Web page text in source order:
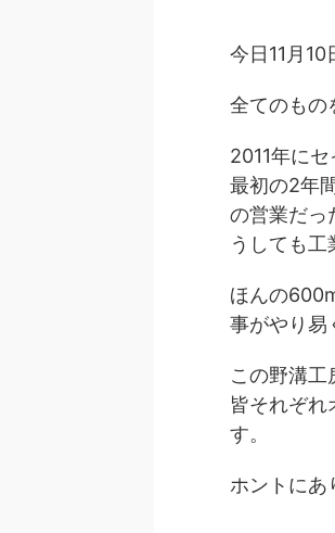
今日11月
全てのもの
2011年にセ
最初の2年
の営業だっ
うしても工
ほんの
事がやり易
この野溝工
皆それぞ
す。
ホントにあ